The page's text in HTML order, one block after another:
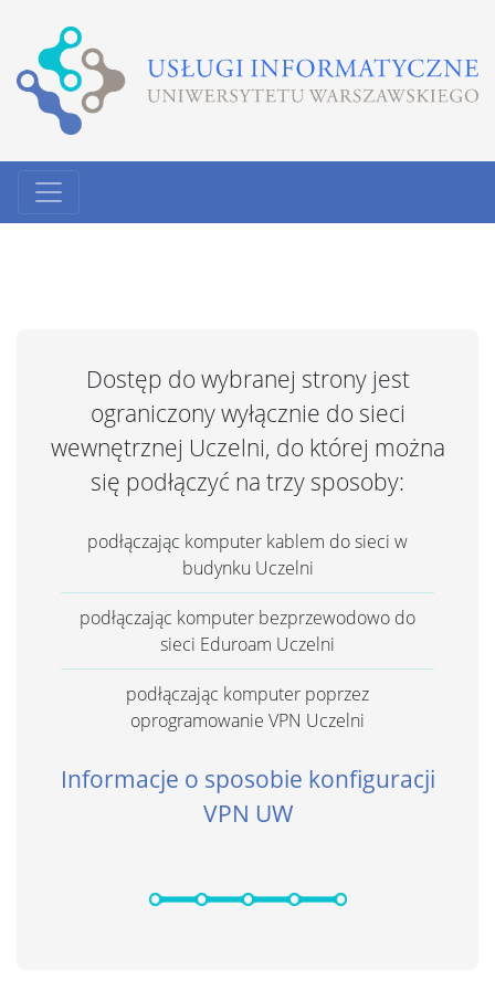
Dostęp do wybranej strony jest
ograniczony wyłącznie do sieci
wewnętrznej Uczelni, do której można
się podłączyć na trzy sposoby:
podłączając komputer kablem do sieci w
budynku Uczelni
podłączając komputer bezprzewodowo do
sieci Eduroam Uczelni
podłączając komputer poprzez
oprogramowanie VPN Uczelni
Informacje o sposobie konfiguracji
VPN UW